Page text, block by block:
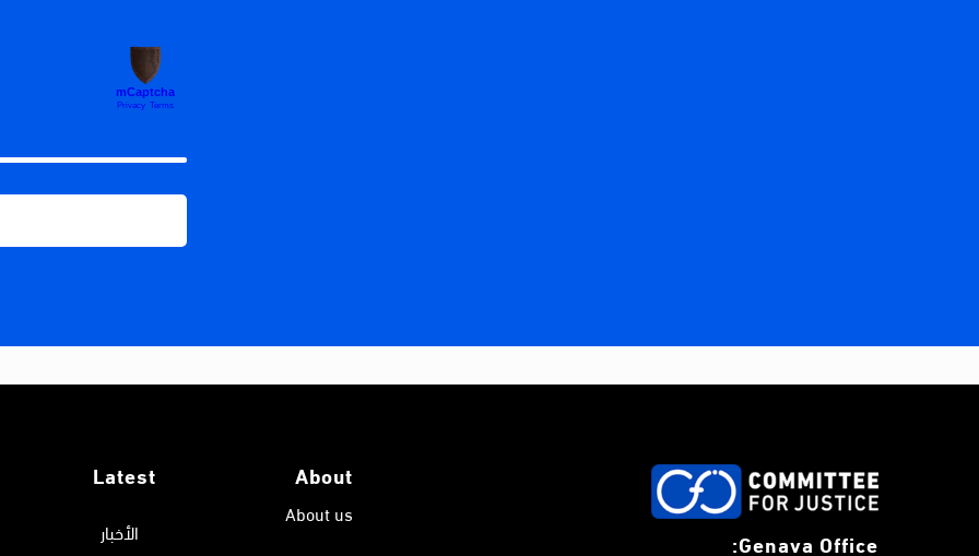
Genava Office:
About
About us
Latest
الأخبار